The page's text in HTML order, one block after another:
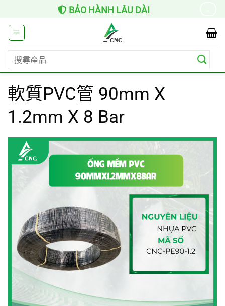
content
BẢO HÀNH LÂU DÀI
鍵
字:
軟質PVC管 90mm X
1.2mm X 8 Bar